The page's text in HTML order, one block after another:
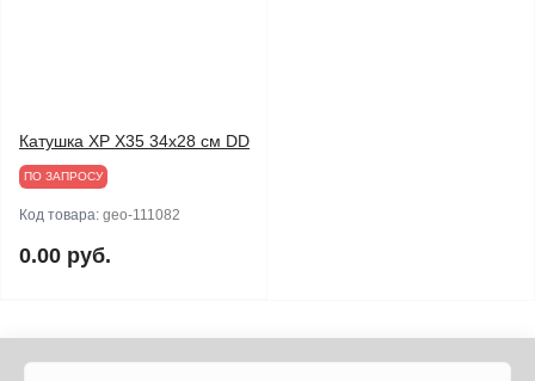
Катушка XP X35 34х28 см DD
ПО ЗАПРОСУ
Код товара: geo-111082
0.00 руб.